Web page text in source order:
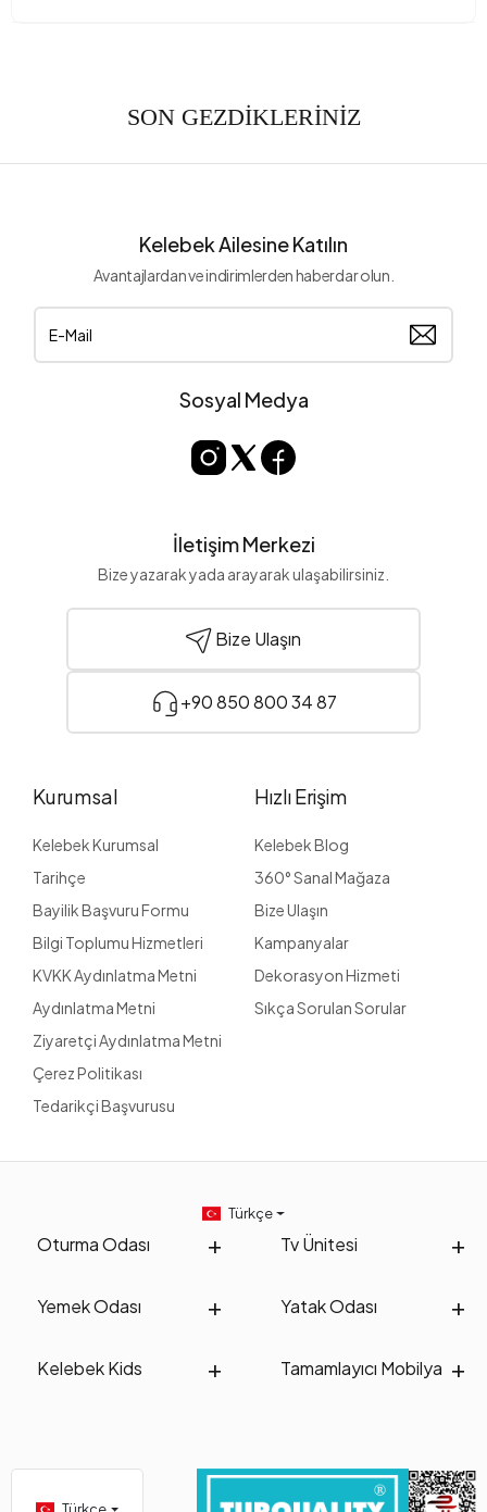
SON GEZDİKLERİNİZ
Kelebek Ailesine Katılın
Avantajlardan ve indirimlerden haberdar olun.
Sosyal Medya
İletişim Merkezi
Bize yazarak yada arayarak ulaşabilirsiniz.
Bize Ulaşın
+90 850 800 34 87
Kurumsal
Kelebek Kurumsal
Tarihçe
Bayilik Başvuru Formu
Bilgi Toplumu Hizmetleri
KVKK Aydınlatma Metni
Aydınlatma Metni
Ziyaretçi Aydınlatma Metni
Çerez Politikası
Tedarikçi Başvurusu
Hızlı Erişim
Kelebek Blog
360° Sanal Mağaza
Bize Ulaşın
Kampanyalar
Dekorasyon Hizmeti
Sıkça Sorulan Sorular
Oturma Odası Tv Ünitesi
Yemek Odası Yatak Odası
Kelebek Kids Tamamlayıcı Mobilya
Türkçe